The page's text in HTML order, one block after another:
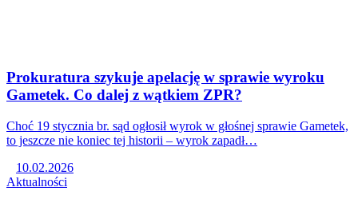
Prokuratura szykuje apelację w sprawie wyroku
Gametek. Co dalej z wątkiem ZPR?
Choć 19 stycznia br. sąd ogłosił wyrok w głośnej sprawie Gametek,
to jeszcze nie koniec tej historii – wyrok zapadł…
10.02.2026
Aktualności